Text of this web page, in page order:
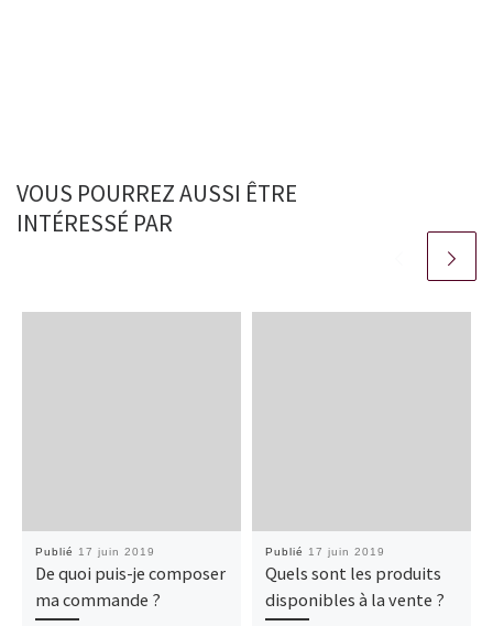
VOUS POURREZ AUSSI ÊTRE
INTÉRESSÉ PAR
Publié 17 juin 2019
De quoi puis-je composer
ma commande ?
Publié 17 juin 2019
Quels sont les produits
disponibles à la vente ?